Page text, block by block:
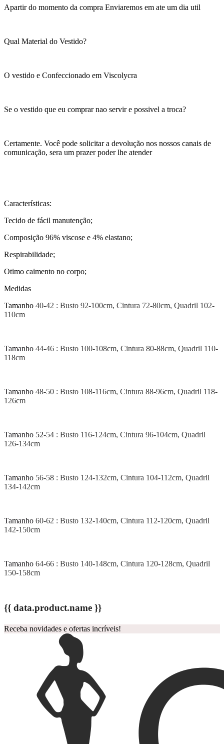
Apartir do momento da compra Enviaremos em ate um dia util
Qual Material do Vestido?
O vestido e Confeccionado em Viscolycra
Se o vestido que eu comprar nao servir e possivel a troca?
Certamente. Você pode solicitar a devolução nos nossos canais de
comunicação, sera um prazer poder lhe atender
Características:
Tecido de fácil manutenção;
Composição 96% viscose e 4% elastano;
Respirabilidade;
Otimo caimento no corpo;
Medidas
Tamanho 40-42 : Busto 92-100cm, Cintura 72-80cm, Quadril 102-
110cm
Tamanho 44-46 : Busto 100-108cm, Cintura 80-88cm, Quadril 110-
118cm
Tamanho 48-50 : Busto 108-116cm, Cintura 88-96cm, Quadril 118-
126cm
Tamanho 52-54 : Busto 116-124cm, Cintura 96-104cm, Quadril
126-134cm
Tamanho 56-58 : Busto 124-132cm, Cintura 104-112cm, Quadril
134-142cm
Tamanho 60-62 : Busto 132-140cm, Cintura 112-120cm, Quadril
142-150cm
Tamanho 64-66 : Busto 140-148cm, Cintura 120-128cm, Quadril
150-158cm
{{ data.product.name }}
Receba novidades e ofertas incríveis!